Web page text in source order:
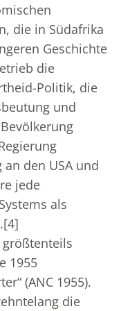
die in Südafrika
Geschichte
die
Politik, die
und
den USA und
jede
als
[4]
1955
(ANC 1955).
die